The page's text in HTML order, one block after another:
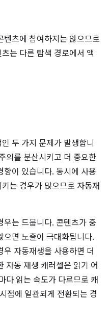
텐츠에 참여하지는 않으므로
는 다른 탐색 경로에서 액
두 가지 문제가 발생합니
의를 분산시키고 더 중요한
향이 있습니다. 동시에 사용
는 경우가 많으므로 자동재
우는 드뭅니다. 콘텐츠가 중
으면 노출이 극대화됩니다.
자동재생을 사용하면 더
자동 재생 캐러셀은 읽기 어
다 읽는 속도가 다르므로 캐
점에 일관되게 전환되는 경